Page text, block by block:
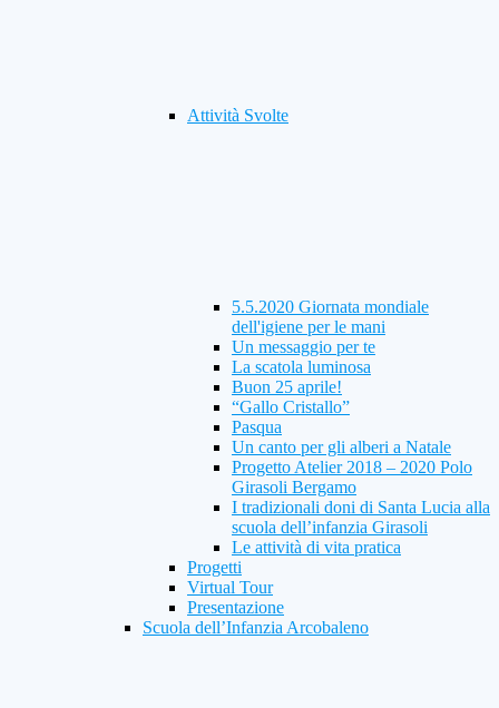
Attività Svolte
5.5.2020 Giornata mondiale
dell'igiene per le mani
Un messaggio per te
La scatola luminosa
Buon 25 aprile!
“Gallo Cristallo”
Pasqua
Un canto per gli alberi a Natale
Progetto Atelier 2018 – 2020 Polo
Girasoli Bergamo
I tradizionali doni di Santa Lucia alla
scuola dell’infanzia Girasoli
Le attività di vita pratica
Progetti
Virtual Tour
Presentazione
Scuola dell’Infanzia Arcobaleno